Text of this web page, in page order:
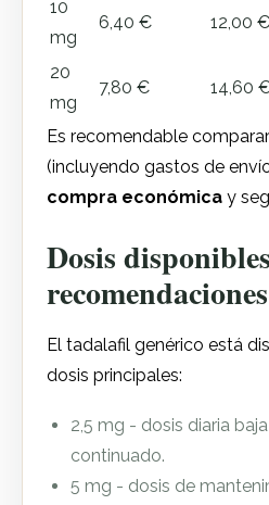
10
mg
6,40 € 12,00 €
20
mg
7,80 € 14,60
Es recomendable
(incluyendo gastos de
compra económica y
Dosis
recomendaciones
El tadalafil genérico está
dosis principales:
2,5 mg - dosis diaria
continuado.
5 mg - dosis de